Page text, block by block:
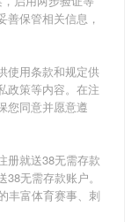
善保管相关信息，
使用条款和规定供
政策等内容。在注
您同意并愿意遵
册就送38无需存款
无需存款账户。
丰富体育赛事、刺